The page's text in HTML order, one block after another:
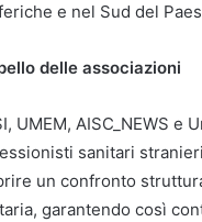
e nel Sud del
delle associazioni
UMEM, AISC_NEWS
sanitari
un confronto
garantendo così